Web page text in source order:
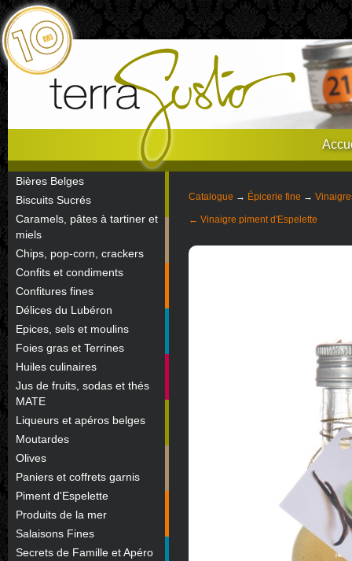
Bières Belges
Biscuits Sucrés
Caramels, pâtes à tartiner et
miels
Chips, pop-corn, crackers
Confits et condiments
Confitures fines
Délices du Lubéron
Epices, sels et moulins
Foies gras et Terrines
Huiles culinaires
Jus de fruits, sodas et thés
MATE
Liqueurs et apéros belges
Moutardes
Olives
Paniers et coffrets garnis
Piment d'Espelette
Produits de la mer
Salaisons Fines
Secrets de Famille et Apéro
Catalogue → Épicerie fine →
← Vinaigre piment d'Espelette